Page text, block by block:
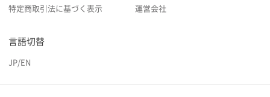
特定商取引法に基づく表示 運営会社
言語切替
JP/EN